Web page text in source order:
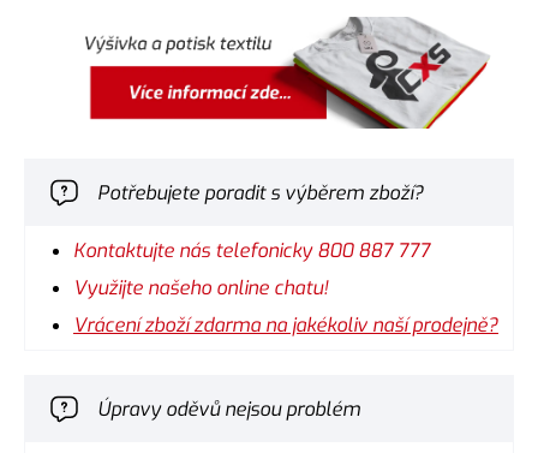
Potřebujete poradit s výběrem zboží?
Kontaktujte nás telefonicky 800 887 777
Využijte našeho online chatu!
Vrácení zboží zdarma na jakékoliv naší prodejně?
Úpravy oděvů nejsou problém